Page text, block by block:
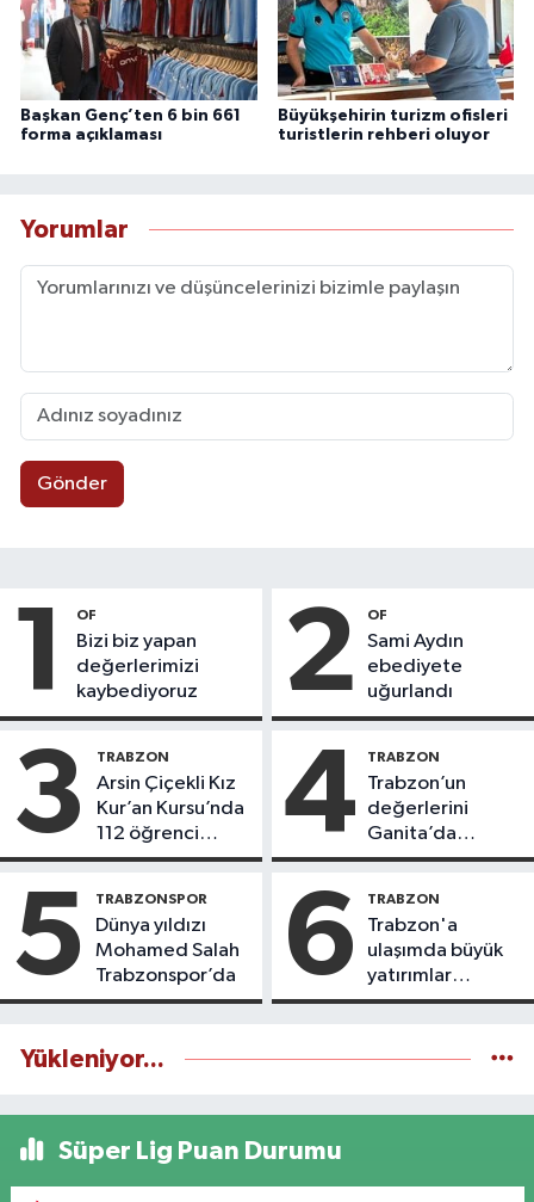
Başkan Genç’ten 6 bin 661
forma açıklaması
Büyükşehirin turizm ofisleri
turistlerin rehberi oluyor
Yorumlar
Gönder
1 OF
Bizi biz yapan
değerlerimizi
kaybediyoruz
2 OF
Sami Aydın
ebediyete
uğurlandı
3 TRABZON
Arsin Çiçekli Kız
Kur’an Kursu’nda
112 öğrenci
icazet aldı
4 TRABZON
Trabzon’un
değerlerini
Ganita’da
yaşatıyoruz
5 TRABZONSPOR
Dünya yıldızı
Mohamed Salah
Trabzonspor’da
6 TRABZON
Trabzon'a
ulaşımda büyük
yatırımlar
yapılıyor
Yükleniyor...
Süper Lig Puan Durumu